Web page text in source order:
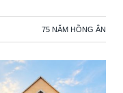
75 NĂM HỒNG ÂN